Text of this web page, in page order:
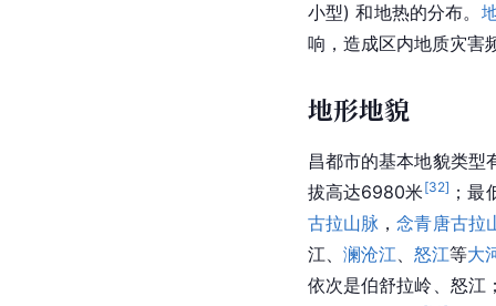
小型) 和地热的分布。
响，造成区内地质灾害
地形地貌
昌都市的基本地貌类型
拔高达6980米[32] ；最
古拉山脉 ，念青唐古拉
江、澜沧江、怒江等大
依次是伯舒拉岭、怒江